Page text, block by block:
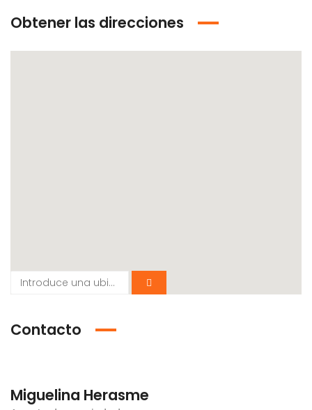
Obtener las direcciones
Contacto
Miguelina Herasme